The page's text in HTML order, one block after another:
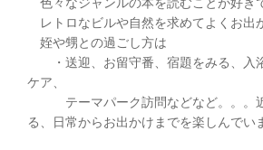
レトロなビルや自然を求めてよくお出
姪や甥との過ごし方は
・送迎、お留守番、宿題をみる、入
ケア、
テーマパーク訪問などなど。。。近
る、日常からお出かけまでを楽しんでい